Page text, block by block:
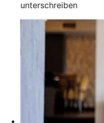
unterschreiben